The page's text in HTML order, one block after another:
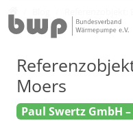
Moers
Paul Swertz GmbH